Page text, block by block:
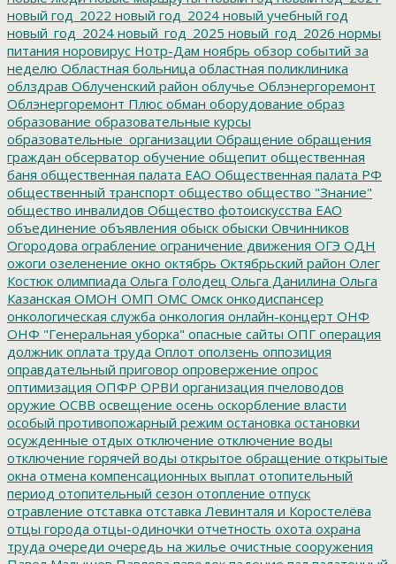
новый год_2022 новый год_2024 новый учебный год
новый_год_2024 новый_год_2025 новый_год_2026 нормы
питания норовирус Нотр-Дам ноябрь обзор событий за
неделю Областная больница областная поликлиника
облздрав Облученский район облучье Облэнергоремонт
Облэнергоремонт Плюс обман оборудование образ
образование образовательные курсы
образовательные_организации Обращение обращения
граждан обсерватор обучение общепит общественная
баня общественная палата ЕАО Общественная палата РФ
общественный транспорт общество общество "Знание"
общество инвалидов Общество фотоискусства ЕАО
объединение объявления обыск обыски Овчинников
Огородова ограбление ограничение движения ОГЭ ОДН
ожоги озеленение окно октябрь Октябрьский район Олег
Костюк олимпиада Ольга Голодец Ольга Данилина Ольга
Казанская ОМОН ОМП ОМС Омск онкодиспансер
онкологическая служба онкология онлайн-концерт ОНФ
ОНФ "Генеральная уборка" опасные сайты ОПГ операция
должник оплата труда Оплот оползень оппозиция
оправдательный приговор опровержение опрос
оптимизация ОПФР ОРВИ организация пчеловодов
оружие ОСВВ освещение осень оскорбление власти
особый противопожарный режим остановка остановки
осужденные отдых отключение отключение воды
отключение горячей воды открытое обращение открытые
окна отмена компенсационных выплат отопительный
период отопительный сезон отопление отпуск
отравление отставка отставка Левинталя и Коростелёва
отцы города отцы-одиночки отчетность охота охрана
труда очереди очередь на жилье очистные сооружения